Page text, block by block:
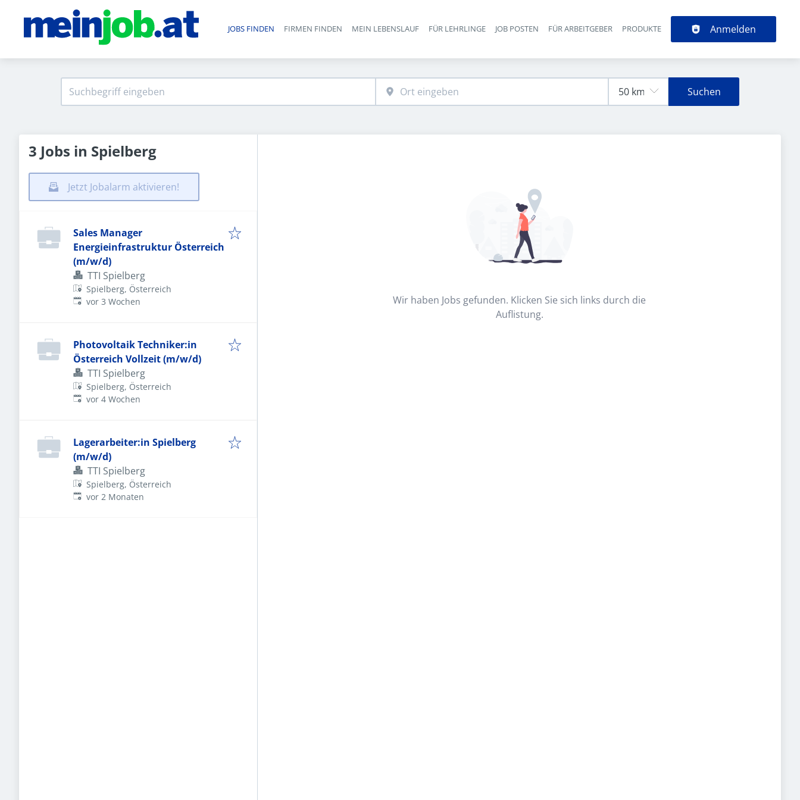
Haupt-Navigation
JOBS FINDEN FIRMEN FINDEN MEIN LEBENSLAUF FÜR LEHRLINGE JOB POSTEN FÜR ARBEITGEBER PRODUKTE Anmelden
Suchen
3 Jobs in Spielberg
Jetzt Jobalarm aktivieren!
Sales Manager
Energieinfrastruktur Österreich
(m/w/d)
TTI Spielberg
Spielberg, Österreich
Veröffentlicht:
vor 3 Wochen
Photovoltaik Techniker:in
Österreich Vollzeit (m/w/d)
TTI Spielberg
Spielberg, Österreich
Veröffentlicht:
vor 4 Wochen
Lagerarbeiter:in Spielberg
(m/w/d)
TTI Spielberg
Spielberg, Österreich
Veröffentlicht:
vor 2 Monaten
Wir haben Jobs gefunden. Klicken Sie sich links durch die
Auflistung.